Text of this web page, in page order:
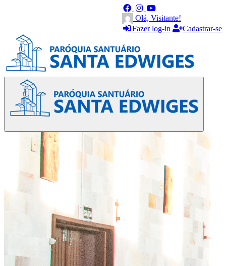
Olá, Visitante!
Fazer log-in
Cadastrar-se